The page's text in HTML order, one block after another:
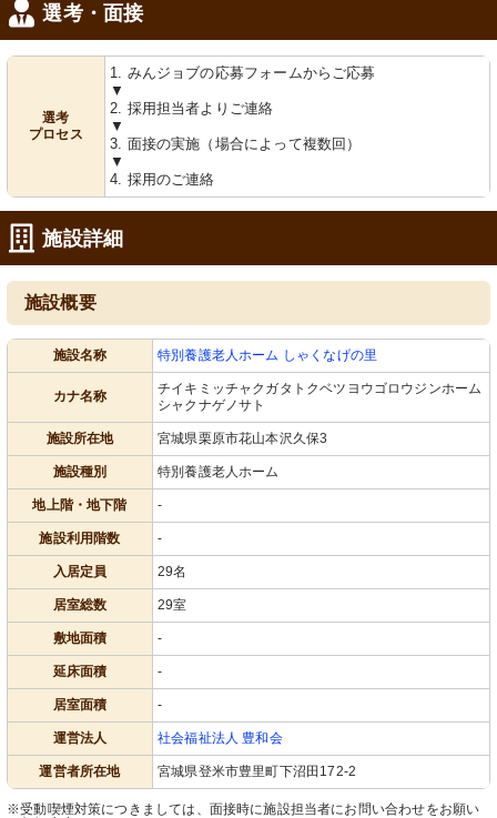
選考・面接
選考
プロセス
1. みんジョブの応募フォームからご応募
▼
2. 採用担当者よりご連絡
▼
3. 面接の実施（場合によって複数回）
▼
4. 採用のご連絡
施設詳細
施設概要
施設名称 特別養護老人ホーム しゃくなげの里
カナ名称
チイキミッチャクガタトクベツヨウゴロウジンホーム
シャクナゲノサト
施設所在地 宮城県栗原市花山本沢久保3
施設種別 特別養護老人ホーム
地上階・地下階 -
施設利用階数 -
入居定員 29名
居室総数 29室
敷地面積 -
延床面積 -
居室面積 -
運営法人 社会福祉法人 豊和会
運営者所在地 宮城県登米市豊里町下沼田172-2
※受動喫煙対策につきましては、面接時に施設担当者にお問い合わせをお願い